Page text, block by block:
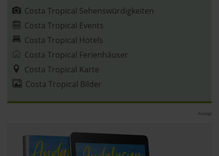
Datenschutzerklärung|Impressum
Costa Tropical Sehenswürdigkeiten
Costa Tropical Events
Costa Tropical Hotels
Costa Tropical Ferienhäuser
Costa Tropical Karte
Costa Tropical Bilder
Anzeige